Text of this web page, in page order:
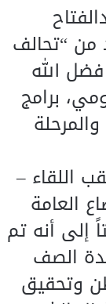
من “تحالف
فضل الله
برامج
اللقاء –
العامة
إلى أنه تم
الصف
وتحقيق